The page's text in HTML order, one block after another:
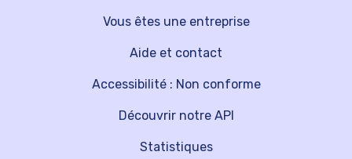
Vous êtes une entreprise
Découvrir notre API
Aide et contact
Statistiques
Accessibilité : Non conforme